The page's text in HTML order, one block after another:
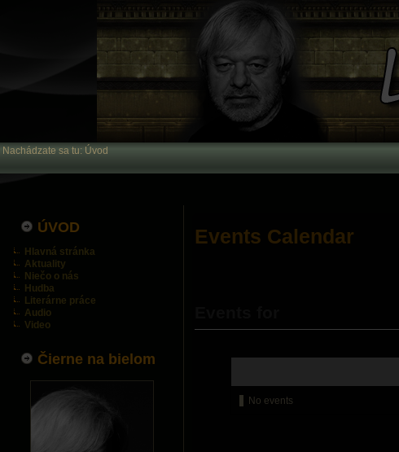
Nachádzate sa tu: Úvod
ÚVOD
Hlavná stránka
Aktuality
Niečo o nás
Hudba
Literárne práce
Audio
Video
Čierne na bielom
Events Calendar
No events